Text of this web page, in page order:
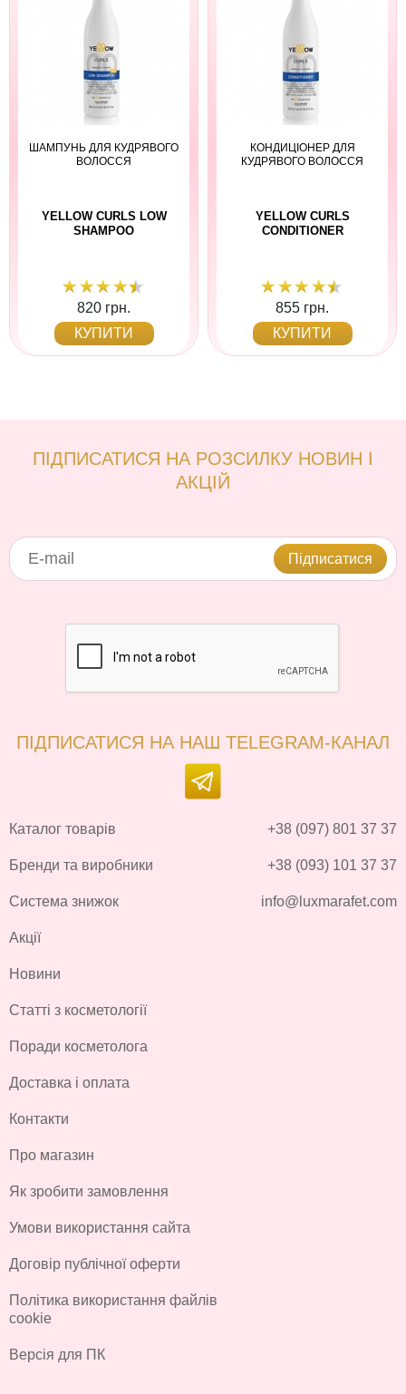
ШАМПУНЬ ДЛЯ КУДРЯВОГО
ВОЛОССЯ
YELLOW CURLS LOW
SHAMPOO
820 грн.
КУПИТИ
КОНДИЦІОНЕР ДЛЯ
КУДРЯВОГО ВОЛОССЯ
YELLOW CURLS
CONDITIONER
855 грн.
КУПИТИ
ПІДПИСАТИСЯ НА РОЗСИЛКУ НОВИН І
АКЦІЙ
Підписатися
ПІДПИСАТИСЯ НА НАШ TELEGRAM-КАНАЛ
Каталог товарів
Бренди та виробники
Система знижок
Акції
Новини
Статті з косметології
Поради косметолога
Доставка і оплата
Контакти
Про магазин
Як зробити замовлення
Умови використання сайта
Договір публічної оферти
Політика використання файлів
cookie
Версія для ПК
+38 (097) 801 37 37
+38 (093) 101 37 37
info@luxmarafet.com